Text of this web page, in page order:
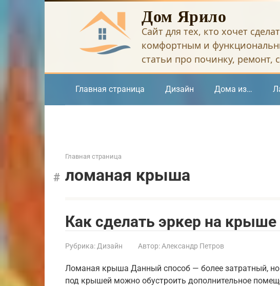
Дом Ярило
Сайт для тех, кто хочет
комфортным и
статьи про починку, ремонт,
Главная страница Дизайн Дома из…
Главная страница
ломаная крыша
Как сделать эркер на
Рубрика: Дизайн Автор: Александр Петров
Ломаная крыша Данный способ — более затратный,
под крышей можно обустроить дополнительное